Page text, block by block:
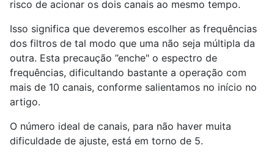
risco de acionar os dois canais ao mesmo tempo.
Isso significa que deveremos escolher as frequências
dos filtros de tal modo que uma não seja múltipla da
outra. Esta precaução ”enche" o espectro de
frequências, dificultando bastante a operação com
mais de 10 canais, conforme salientamos no início no
artigo.
O número ideal de canais, para não haver muita
dificuldade de ajuste, está em torno de 5.